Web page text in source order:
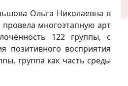
Ольга Николаевна в
провела многоэтапную арт
122 группы, с
позитивного восприятия
группа как часть среды